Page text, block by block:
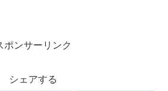
ポンサーリンク
シェアする